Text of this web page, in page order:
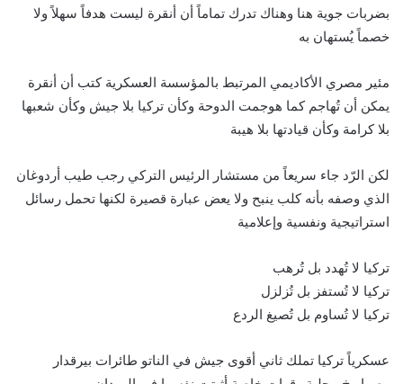
بضربات جوية هنا وهناك تدرك تماماً أن أنقرة ليست هدفاً سهلاً ولا
خصماً يُستهان به
مئير مصري الأكاديمي المرتبط بالمؤسسة العسكرية كتب أن أنقرة
يمكن أن تُهاجم كما هوجمت الدوحة وكأن تركيا بلا جيش وكأن شعبها
بلا كرامة وكأن قيادتها بلا هيبة
لكن الرّد جاء سريعاً من مستشار الرئيس التركي رجب طيب أردوغان
الذي وصفه بأنه كلب ينبح ولا يعض عبارة قصيرة لكنها تحمل رسائل
استراتيجية ونفسية وإعلامية
تركيا لا تُهدد بل تُرهب
تركيا لا تُستفز بل تُزلزل
تركيا لا تُساوم بل تُصيغ الردع
عسكرياً تركيا تملك ثاني أقوى جيش في الناتو طائرات بيرقدار